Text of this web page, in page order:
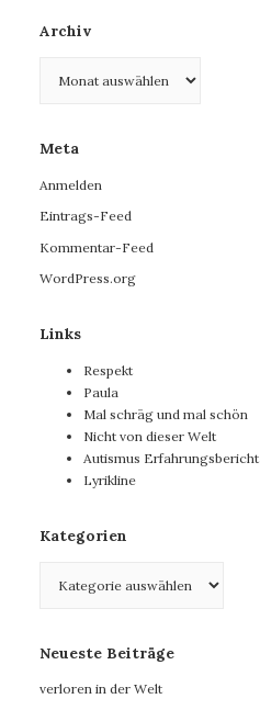
Archiv
Meta
Anmelden
Eintrags-Feed
Kommentar-Feed
WordPress.org
Links
Respekt
Paula
Mal schräg und mal schön
Nicht von dieser Welt
Autismus Erfahrungsbericht
Lyrikline
Kategorien
Neueste Beiträge
verloren in der Welt